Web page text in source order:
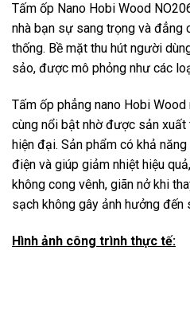
Tấm ốp Nano Hobi Wood
nhà bạn sự sang trọng và đẳng
thống. Bề mặt thu hút người
sảo, được mô phỏng như các
Tấm ốp phẳng nano Hobi
cùng nổi bật nhờ được sản xuất
hiện đại. Sản phẩm có khả
điện và giúp giảm nhiệt hiệu
không cong vênh, giãn nở khi
sạch không gây ảnh hưởng
Hình ảnh công trình thực tế: